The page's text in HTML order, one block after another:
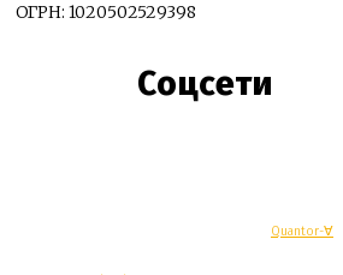
ОГРН: 1020502529398
Соцсети
Quantor-∀